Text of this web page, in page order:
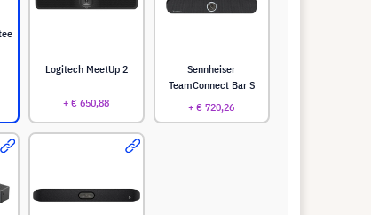
Logitech MeetUp 2
+ € 650,88
Sennheiser
TeamConnect Bar S
+ € 720,26